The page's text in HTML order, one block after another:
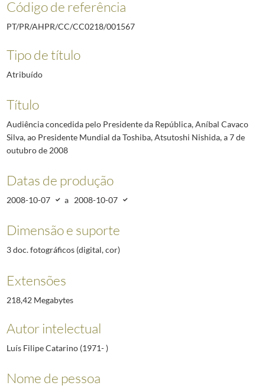
Código de referência
PT/PR/AHPR/CC/CC0218/001567
Tipo de título
Atribuído
Título
Audiência concedida pelo Presidente da República, Aníbal Cavaco
Silva, ao Presidente Mundial da Toshiba, Atsutoshi Nishida, a 7 de
outubro de 2008
Datas de produção
2008-10-07 a 2008-10-07
Dimensão e suporte
3 doc. fotográficos (digital, cor)
Extensões
218,42 Megabytes
Autor intelectual
Luís Filipe Catarino (1971- )
Nome de pessoa